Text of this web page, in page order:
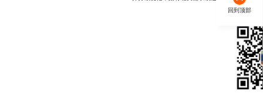
回到顶部